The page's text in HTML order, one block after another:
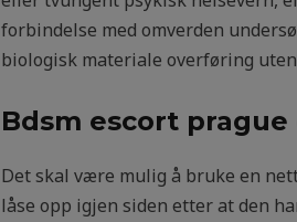
forbindelse med omverden
biologisk materiale overføring
Bdsm escort
Det skal være mulig å bruke en
låse opp igjen siden etter at den